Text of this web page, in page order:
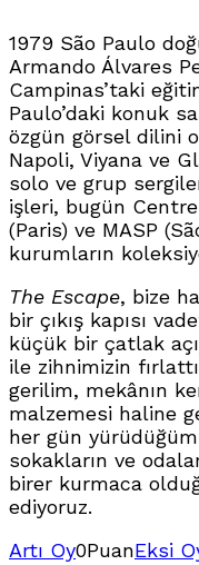
1979 São Paulo
Armando Álvares
Campinas’taki
Paulo’daki konuk
özgün görsel dilini
Napoli, Viyana ve
solo ve grup
işleri, bugün
(Paris) ve MASP
kurumların
The Escape, bize
bir çıkış kapısı
küçük bir çatlak
ile zihnimizin
gerilim, mekânın
malzemesi haline
her gün
sokakların ve
birer kurmaca
ediyoruz.
Artı Oy0PuanEksi